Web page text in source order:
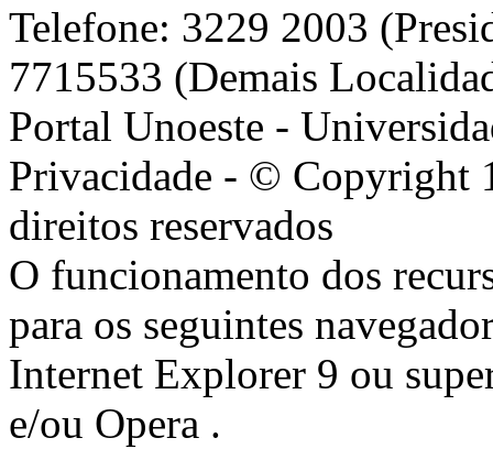
Telefone: 3229 2003
7715533 (Demais
Portal Unoeste -
Privacidade - © Copyright
direitos reservados
O funcionamento dos
para os seguintes
Internet Explorer 9 ou
e/ou Opera .